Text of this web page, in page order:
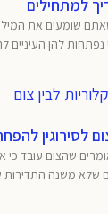
למתחילים
שומעים את המילה
להן העיניים
לסירוגין
שהצום עובד כי
משנה התדירות